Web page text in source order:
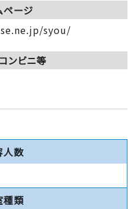
ページ
syou/
ンビニ等
人数
種類